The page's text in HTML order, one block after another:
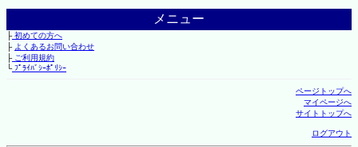
メニュー
├初めての方へ
├ よくあるお問い合わせ
├ご利用規約
└ﾌﾟﾗｲﾊﾞｼｰﾎﾟﾘｼｰ
ページトップへ
マイページへ
サイトトップへ
ログアウト